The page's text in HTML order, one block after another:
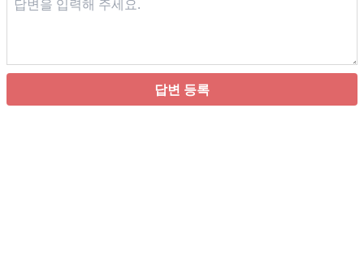
답변 등록